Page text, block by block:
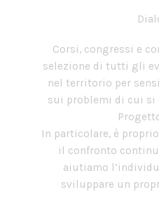
Corsi, congressi e
selezione di tutti gli
nel territorio per
sui problemi di cui si
In particolare, è
il confronto
aiutiamo
sviluppare un